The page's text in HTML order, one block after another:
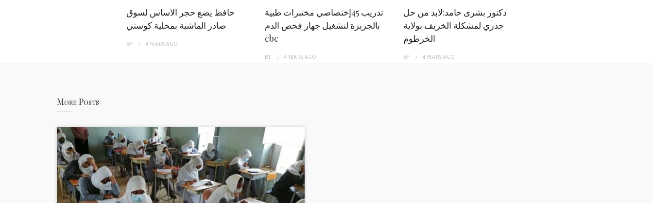
حافظ يضع حجر الاساس لسوق
صادر الماشية بمحلية كوستي
BY 4 YEARS AGO
تدريب 45إختصاصي مختبرات طبية
بالجزيرة لتشغيل جهاز فحص الدم
cbc
BY 4 YEARS AGO
دكتور بشرى حامد:لابد من حل
جذري لمشكلة الخريف بولاية
الخرطوم
BY 4 YEARS AGO
More Posts